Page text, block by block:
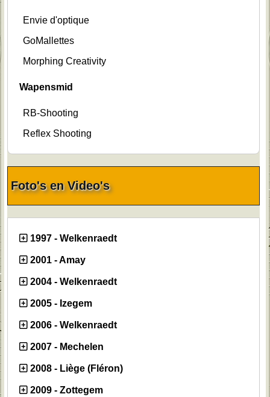
Envie d'optique
GoMallettes
Morphing Creativity
Wapensmid
RB-Shooting
Reflex Shooting
Foto's en Video's
1997 - Welkenraedt
2001 - Amay
2004 - Welkenraedt
2005 - Izegem
2006 - Welkenraedt
2007 - Mechelen
2008 - Liège (Fléron)
2009 - Zottegem